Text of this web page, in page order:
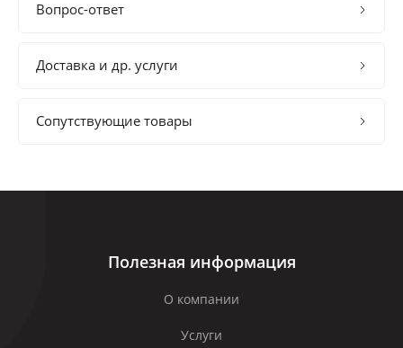
Вопрос-ответ
Доставка и др. услуги
Сопутствующие товары
Полезная информация
О компании
Услуги